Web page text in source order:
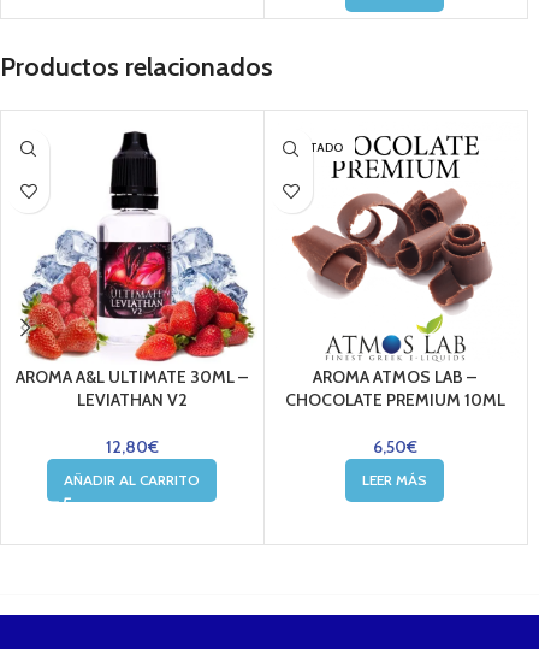
Productos relacionados
AROMA A&L ULTIMATE 30ML –
LEVIATHAN V2
12,80€
AÑADIR AL CARRITO
AGOTADO
AROMA ATMOS LAB –
CHOCOLATE PREMIUM 10ML
6,50€
LEER MÁS